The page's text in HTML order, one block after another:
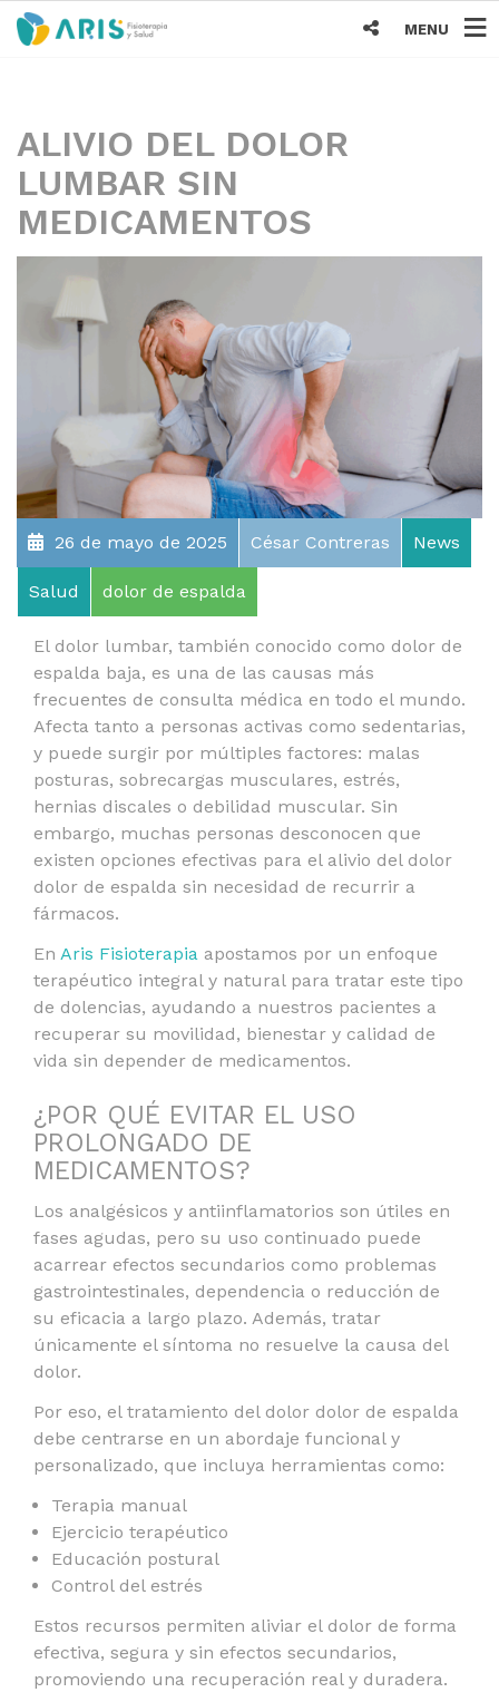
MENU
ALIVIO DEL DOLOR
LUMBAR SIN
MEDICAMENTOS
26 de mayo de 2025 César Contreras News
Salud dolor de espalda
El dolor lumbar, también conocido como dolor de
espalda baja, es una de las causas más
frecuentes de consulta médica en todo el mundo.
Afecta tanto a personas activas como sedentarias,
y puede surgir por múltiples factores: malas
posturas, sobrecargas musculares, estrés,
hernias discales o debilidad muscular. Sin
embargo, muchas personas desconocen que
existen opciones efectivas para el alivio del dolor
dolor de espalda sin necesidad de recurrir a
fármacos.
En Aris Fisioterapia apostamos por un enfoque
terapéutico integral y natural para tratar este tipo
de dolencias, ayudando a nuestros pacientes a
recuperar su movilidad, bienestar y calidad de
vida sin depender de medicamentos.
¿POR QUÉ EVITAR EL USO
PROLONGADO DE
MEDICAMENTOS?
Los analgésicos y antiinflamatorios son útiles en
fases agudas, pero su uso continuado puede
acarrear efectos secundarios como problemas
gastrointestinales, dependencia o reducción de
su eficacia a largo plazo. Además, tratar
únicamente el síntoma no resuelve la causa del
dolor.
Por eso, el tratamiento del dolor dolor de espalda
debe centrarse en un abordaje funcional y
personalizado, que incluya herramientas como:
Terapia manual
Ejercicio terapéutico
Educación postural
Control del estrés
Estos recursos permiten aliviar el dolor de forma
efectiva, segura y sin efectos secundarios,
promoviendo una recuperación real y duradera.